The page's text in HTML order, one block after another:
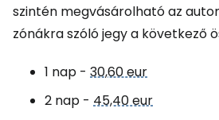
szintén megvásárolható az
zónákra szóló jegy a következő
1 nap - 30,60 eur
2 nap - 45,40 eur